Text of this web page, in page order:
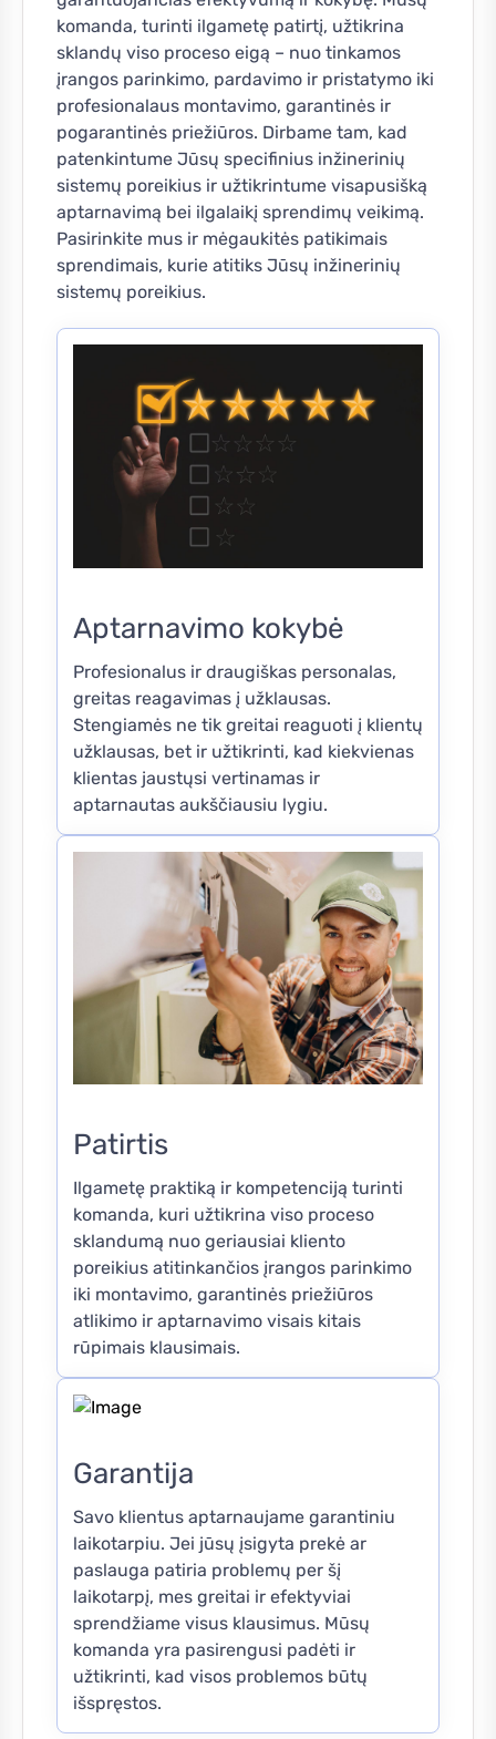
komanda, turinti ilgametę patirtį, užtikrina
sklandų viso proceso eigą – nuo tinkamos
įrangos parinkimo, pardavimo ir pristatymo iki
profesionalaus montavimo, garantinės ir
pogarantinės priežiūros. Dirbame tam, kad
patenkintume Jūsų specifinius inžinerinių
sistemų poreikius ir užtikrintume visapusišką
aptarnavimą bei ilgalaikį sprendimų veikimą.
Pasirinkite mus ir mėgaukitės patikimais
sprendimais, kurie atitiks Jūsų inžinerinių
sistemų poreikius.
Aptarnavimo kokybė
Profesionalus ir draugiškas personalas,
greitas reagavimas į užklausas.
Stengiamės ne tik greitai reaguoti į klientų
užklausas, bet ir užtikrinti, kad kiekvienas
klientas jaustųsi vertinamas ir
aptarnautas aukščiausiu lygiu.
Patirtis
Ilgametę praktiką ir kompetenciją turinti
komanda, kuri užtikrina viso proceso
sklandumą nuo geriausiai kliento
poreikius atitinkančios įrangos parinkimo
iki montavimo, garantinės priežiūros
atlikimo ir aptarnavimo visais kitais
rūpimais klausimais.
Garantija
Savo klientus aptarnaujame garantiniu
laikotarpiu. Jei jūsų įsigyta prekė ar
paslauga patiria problemų per šį
laikotarpį, mes greitai ir efektyviai
sprendžiame visus klausimus. Mūsų
komanda yra pasirengusi padėti ir
užtikrinti, kad visos problemos būtų
išspręstos.